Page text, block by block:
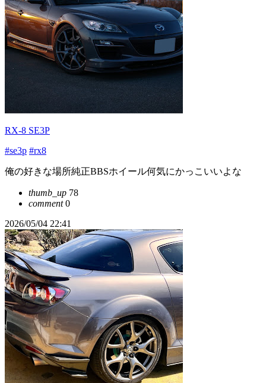
RX-8 SE3P
#se3p #rx8
俺の好きな場所純正BBSホイール何気にかっこいいよな
thumb_up 78
comment0
2026/05/04 22:41